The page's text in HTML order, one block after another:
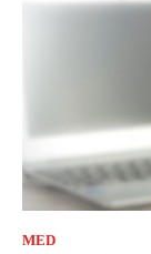
MED